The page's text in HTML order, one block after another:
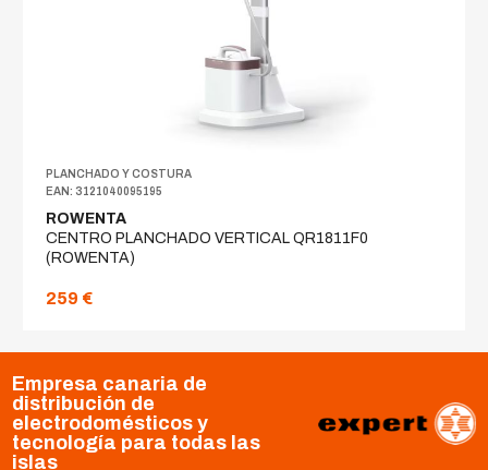
PLANCHADO Y COSTURA
EAN: 3121040095195
ROWENTA
CENTRO PLANCHADO VERTICAL QR1811F0
(ROWENTA)
259 €
Empresa canaria de
distribución de
electrodomésticos y
tecnología para todas las
islas